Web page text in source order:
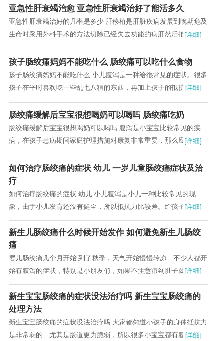
亚急性肝衰竭治愈 亚急性肝衰竭治好了能活多久
亚急性肝衰竭治好的几率是多少 肝移植是肝脏疾病发展到晚期危及
生命时采用外科手术的方法切除已经失去功能的病肝然后把一个健
[详细]
孩子肠绞痛妈妈不能吃什么 肠绞痛可以吃什么食物
孩子肠绞痛妈妈不能吃什么 小儿腹泻是一种给很常见的症状。很多
孩子在平时喜欢吃一些乱七八糟的东西，再加上孩子的抵抗能力和
[详细]
肠绞痛缓解后宝宝很想喝奶可以喝吗 肠绞痛吃奶
肠绞痛缓解后宝宝很想喝奶可以喝吗 腹泻是小宝宝比较常见的疾
病，在孩子患病期间家庭护理措施对康复非常重要，那么应该怎样
[详细]
如何治疗肠绞痛的症状 幼儿 一岁儿童肠绞痛症状及治
疗
如何治疗肠绞痛的症状 幼儿 小儿腹泻是小儿一种比较常见的现
象，由于小儿发育还没有健全，所以抵抗力比较差。给孩子的健康
带来严重影响。下面小编我就小儿腹泻如何预防做...
[详细]
新生儿肠绞痛什么时候开始发作 如何避免新生儿肠绞
痛
婴儿肠绞痛几个月开始 到了秋季，天气开始慢慢转凉，不少人都开
始有腹泻的症状，特别是小朋友们，如果不注意凉到肚子就容易腹
泻。妈妈们一般也不想给孩子吃药，毕竟时间长...
[详细]
新生宝宝肠绞痛的症状没法治疗吗 新生宝宝肠绞痛的
处理方法
新生宝宝肠绞痛的症状没法治疗吗 大家都知道小孩子的身体抵抗力
是非常弱的，尤其是肠道更为脆弱，所以很多小宝宝都有腹泻的经
[详细]